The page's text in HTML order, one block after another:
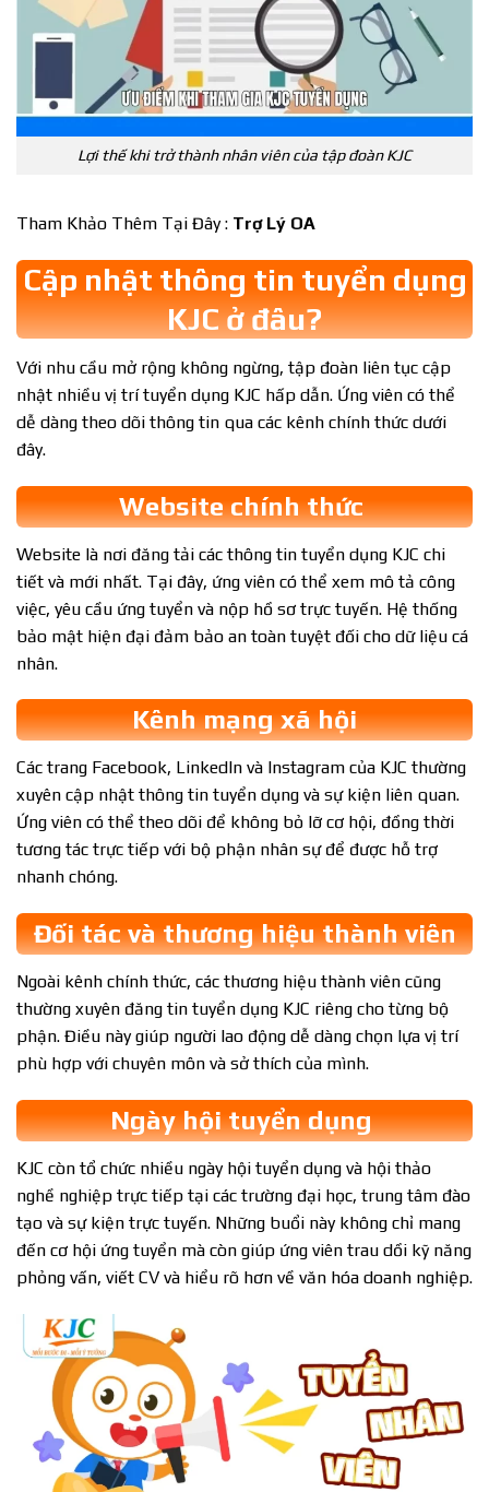
Lợi thế khi trở thành nhân viên của tập đoàn KJC
Tham Khảo Thêm Tại Đây : Trợ Lý OA
Cập nhật thông tin tuyển dụng
KJC ở đâu?
Với nhu cầu mở rộng không ngừng, tập đoàn liên tục cập
nhật nhiều vị trí tuyển dụng KJC hấp dẫn. Ứng viên có thể
dễ dàng theo dõi thông tin qua các kênh chính thức dưới
đây.
Website chính thức
Website là nơi đăng tải các thông tin tuyển dụng KJC chi
tiết và mới nhất. Tại đây, ứng viên có thể xem mô tả công
việc, yêu cầu ứng tuyển và nộp hồ sơ trực tuyến. Hệ thống
bảo mật hiện đại đảm bảo an toàn tuyệt đối cho dữ liệu cá
nhân.
Kênh mạng xã hội
Các trang Facebook, LinkedIn và Instagram của KJC thường
xuyên cập nhật thông tin tuyển dụng và sự kiện liên quan.
Ứng viên có thể theo dõi để không bỏ lỡ cơ hội, đồng thời
tương tác trực tiếp với bộ phận nhân sự để được hỗ trợ
nhanh chóng.
Đối tác và thương hiệu thành viên
Ngoài kênh chính thức, các thương hiệu thành viên cũng
thường xuyên đăng tin tuyển dụng KJC riêng cho từng bộ
phận. Điều này giúp người lao động dễ dàng chọn lựa vị trí
phù hợp với chuyên môn và sở thích của mình.
Ngày hội tuyển dụng
KJC còn tổ chức nhiều ngày hội tuyển dụng và hội thảo
nghề nghiệp trực tiếp tại các trường đại học, trung tâm đào
tạo và sự kiện trực tuyến. Những buổi này không chỉ mang
đến cơ hội ứng tuyển mà còn giúp ứng viên trau dồi kỹ năng
phỏng vấn, viết CV và hiểu rõ hơn về văn hóa doanh nghiệp.